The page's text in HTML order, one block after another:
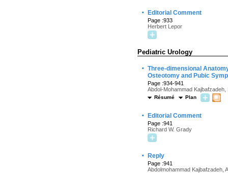
· Editorial Comment
Page :933
Herbert Lepor
Pediatric Urology
· Three-dimensional
Osteotomy and Pubic
Page :934-941
Abdol-Mohammad
Résumé Plan
· Editorial Comment
Page :941
Richard W. Grady
· Reply
Page :941
Abdolmohammad Kajbafzadeh,